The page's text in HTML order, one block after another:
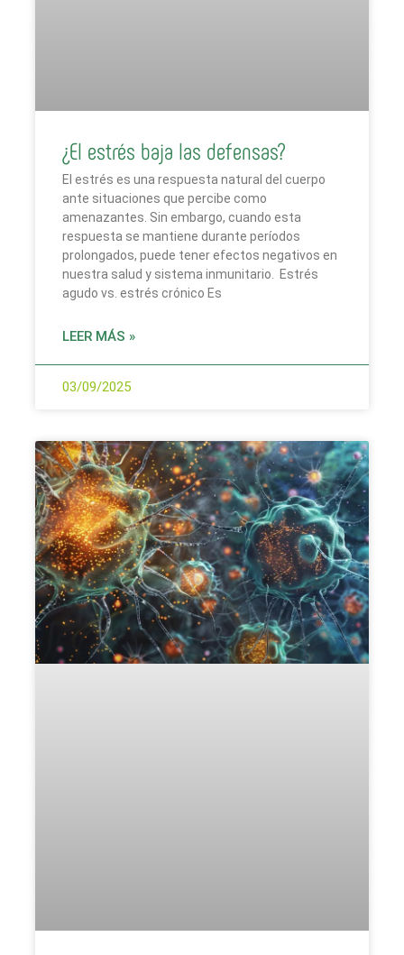
¿El estrés baja las defensas?
El estrés es una respuesta natural del cuerpo
ante situaciones que percibe como
amenazantes. Sin embargo, cuando esta
respuesta se mantiene durante períodos
prolongados, puede tener efectos negativos en
nuestra salud y sistema inmunitario. Estrés
agudo vs. estrés crónico Es
LEER MÁS »
03/09/2025